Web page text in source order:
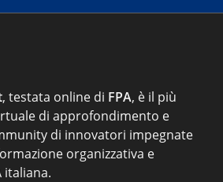
, testata online di FPA, è il più
di approfondimento e
di innovatori impegnate
organizzativa e
italiana.